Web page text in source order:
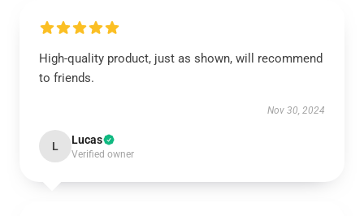
High-quality product, just as shown, will recommend
to friends.
Nov 30, 2024
L Lucas
Verified owner